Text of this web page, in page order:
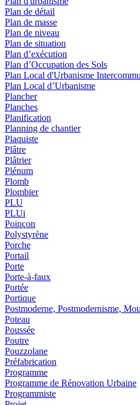
Plan de détail
Plan de masse
Plan de niveau
Plan de situation
Plan d’exécution
Plan d’Occupation des Sols
Plan Local d'Urbanisme
Plan Local d’Urbanisme
Plancher
Planches
Planification
Planning de chantier
Plaquiste
Plâtre
Plâtrier
Plénum
Plomb
Plombier
PLU
PLUi
Poinçon
Polystyrène
Porche
Portail
Porte
Porte-à-faux
Portée
Portique
Postmoderne, Postmodernisme,
Poteau
Poussée
Poutre
Pouzzolane
Préfabrication
Programme
Programme de Rénovation Urbaine
Programmiste